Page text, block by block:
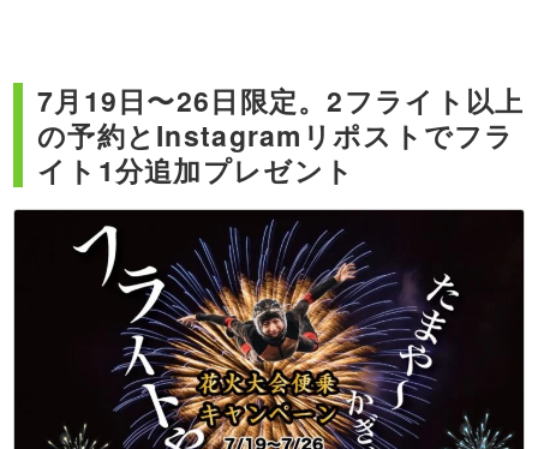
7月19日〜26日限定。2フライト以上
の予約とInstagramリポストでフラ
イト1分追加プレゼント